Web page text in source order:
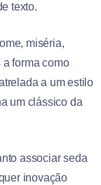
texto.
miséria,
forma como
a um estilo
um clássico da
associar seda
inovação